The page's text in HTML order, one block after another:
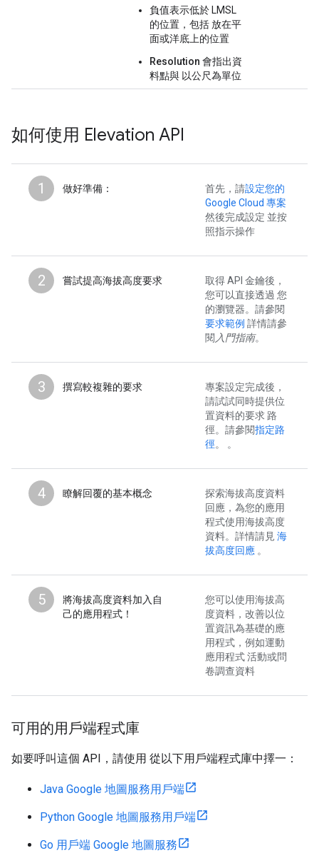
負值表示低於 LMSL
的位置，包括 放在平
面或洋底上的位置
Resolution 會指出資
料點與 以公尺為單位
如何使用 Elevation API
1 做好準備 ： 首先，請設定您的
Google Cloud 專案
然後完成設定 並按
照指示操作
2 嘗試提高海拔高度要求
取得 API 金鑰後，
您可以直接透過 您
的瀏覽器。請參閱
要求範例 詳情請參
閱 入門指南。
3 撰寫較複雜的要求
專案設定完成後，
請試試同時提供位
置資料的要求 路
徑。請參閱指定路
徑。 。
4 瞭解回覆的基本概念
探索海拔高度資料
回應，為您的應用
程式使用海拔高度
資料。詳情請見 海
拔高度回應 。
5
將海拔高度資料加入自
己的應用程式！
您可以使用海拔高
度資料，改善以位
置資訊為基礎的應
用程式，例如運動
應用程式 活動或問
卷調查資料
可用的用戶端程式庫
如要呼叫這個 API，請使用 從以下用戶端程式庫中擇一：
Java Google 地圖服務用戶端
Python Google 地圖服務用戶端
Go 用戶端 Google 地圖服務